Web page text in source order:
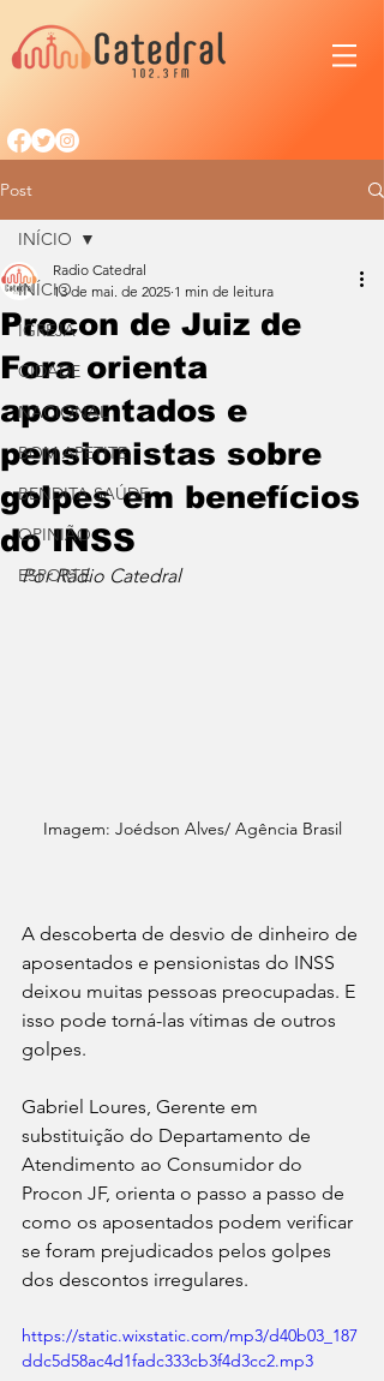
Post
INÍCIO
IGREJA
CIDADE
NACIONAL
BOM APETITE
BENDITA SAÚDE
OPINIÃO
ESPORTE
INÍCIO
Procon de Juiz de
Fora orienta
aposentados e
pensionistas sobre
golpes em benefícios
do INSS
Radio Catedral
13 de mai. de 2025 1 min de leitura
Por Rádio Catedral
Imagem: Joédson Alves/ Agência Brasil
A descoberta de desvio de dinheiro de
aposentados e pensionistas do INSS
deixou muitas pessoas preocupadas. E
isso pode torná-las vítimas de outros
golpes.
Gabriel Loures, Gerente em
substituição do Departamento de
Atendimento ao Consumidor do
Procon JF, orienta o passo a passo de
como os aposentados podem verificar
se foram prejudicados pelos golpes
dos descontos irregulares.
https://static.wixstatic.com/mp3/d40b03_187
ddc5d58ac4d1fadc333cb3f4d3cc2.mp3